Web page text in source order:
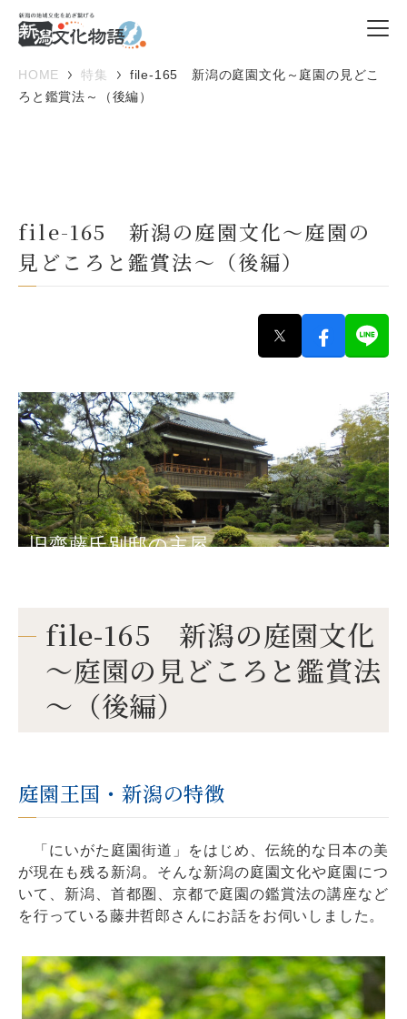
HOME 特集
file-165 新潟の庭園文化～庭園の見どこ
ろと鑑賞法～（後編）
file-165 新潟の庭園文化～庭園の
見どころと鑑賞法～（後編）
旧齋藤氏別邸の主屋
file-165 新潟の庭園文化
～庭園の見どころと鑑賞法
～（後編）
庭園王国・新潟の特徴
「にいがた庭園街道」をはじめ、伝統的な日本の美
が現在も残る新潟。そんな新潟の庭園文化や庭園につ
いて、新潟、首都圏、京都で庭園の鑑賞法の講座など
を行っている藤井哲郎さんにお話をお伺いしました。